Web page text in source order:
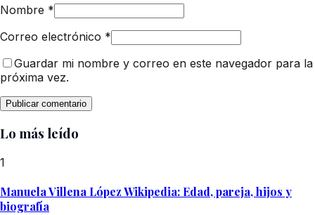
Nombre *
Correo electrónico *
Guardar mi nombre y correo en este navegador para la
próxima vez.
Lo más leído
1
Manuela Villena López Wikipedia: Edad, pareja, hijos y
biografía